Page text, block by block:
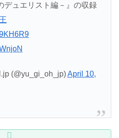
デュエリスト編－』の収録
(@yu_gi_oh_jp)April 10,